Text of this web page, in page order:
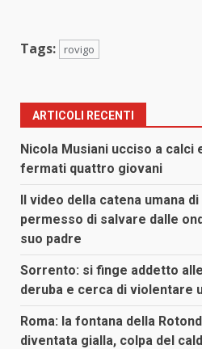
Tags: rovigo
ARTICOLI RECENTI
Nicola Musiani ucciso a calci
fermati quattro giovani
Il video della catena umana
permesso di salvare dalle
suo padre
Sorrento: si finge addetto
deruba e cerca di violentare
Roma: la fontana della
diventata gialla, colpa del